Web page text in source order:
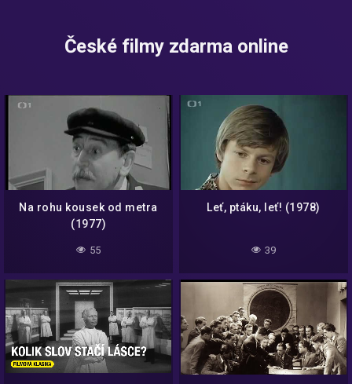
České filmy zdarma online
Na rohu kousek od metra
(1977)
55
Leť, ptáku, leť! (1978)
39